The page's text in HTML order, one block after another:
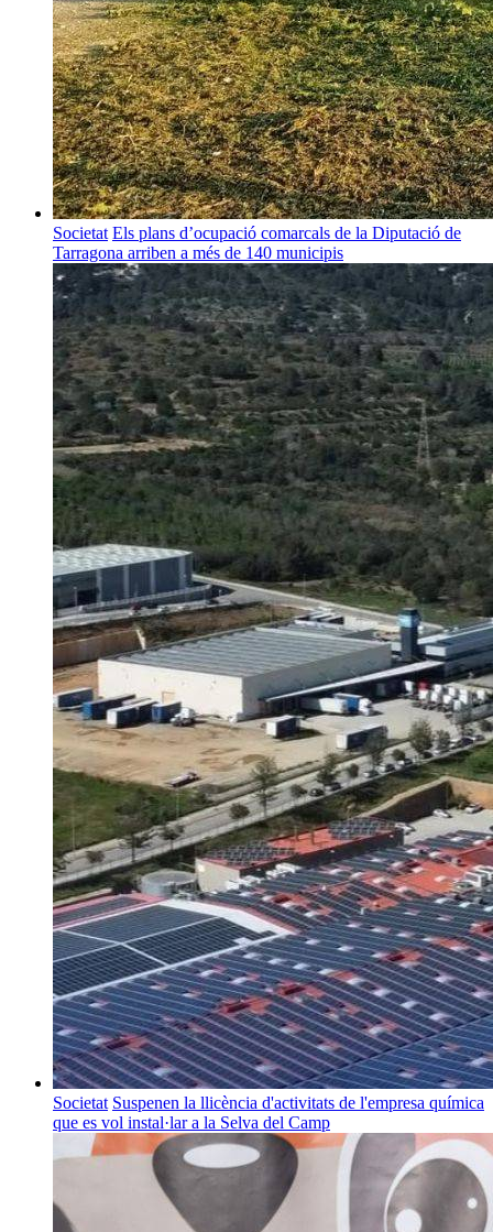
Societat Els plans d’ocupació comarcals de la Diputació de
Tarragona arriben a més de 140 municipis
Societat Suspenen la llicència d'activitats de l'empresa química
que es vol instal·lar a la Selva del Camp